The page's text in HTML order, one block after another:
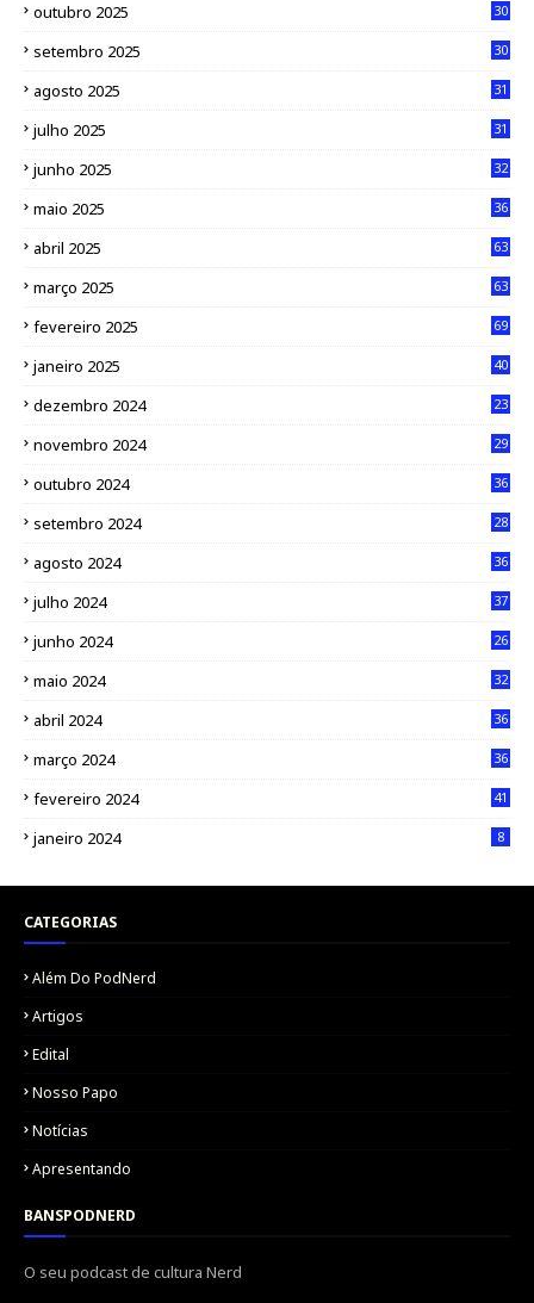
outubro 2025 30
setembro 2025 30
agosto 2025 31
julho 2025 31
junho 2025 32
maio 2025 36
abril 2025 63
março 2025 63
fevereiro 2025 69
janeiro 2025 40
dezembro 2024 23
novembro 2024 29
outubro 2024 36
setembro 2024 28
agosto 2024 36
julho 2024 37
junho 2024 26
maio 2024 32
abril 2024 36
março 2024 36
fevereiro 2024 41
janeiro 2024 8
CATEGORIAS
Além Do PodNerd
Artigos
Edital
Nosso Papo
Notícias
Apresentando
BANSPODNERD
O seu podcast de cultura Nerd